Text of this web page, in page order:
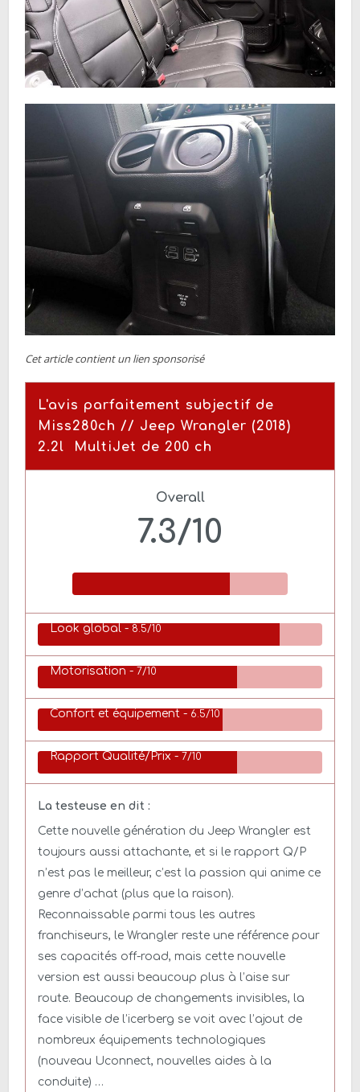
Cet article contient un lien sponsorisé
L'avis parfaitement subjectif de
Miss280ch // Jeep Wrangler (2018)
2.2l MultiJet de 200 ch
Overall
7.3/10
Look global - 8.5/10
Motorisation -7/10
Confort et équipement - 6.5/10
Rapport Qualité/Prix -7/10
La testeuse en dit :
Cette nouvelle génération du Jeep Wrangler est
toujours aussi attachante, et si le rapport Q/P
n’est pas le meilleur, c’est la passion qui anime ce
genre d’achat (plus que la raison).
Reconnaissable parmi tous les autres
franchiseurs, le Wrangler reste une référence pour
ses capacités off-road, mais cette nouvelle
version est aussi beaucoup plus à l’aise sur
route. Beaucoup de changements invisibles, la
face visible de l’icerberg se voit avec l’ajout de
nombreux équipements technologiques
(nouveau Uconnect, nouvelles aides à la
conduite) …